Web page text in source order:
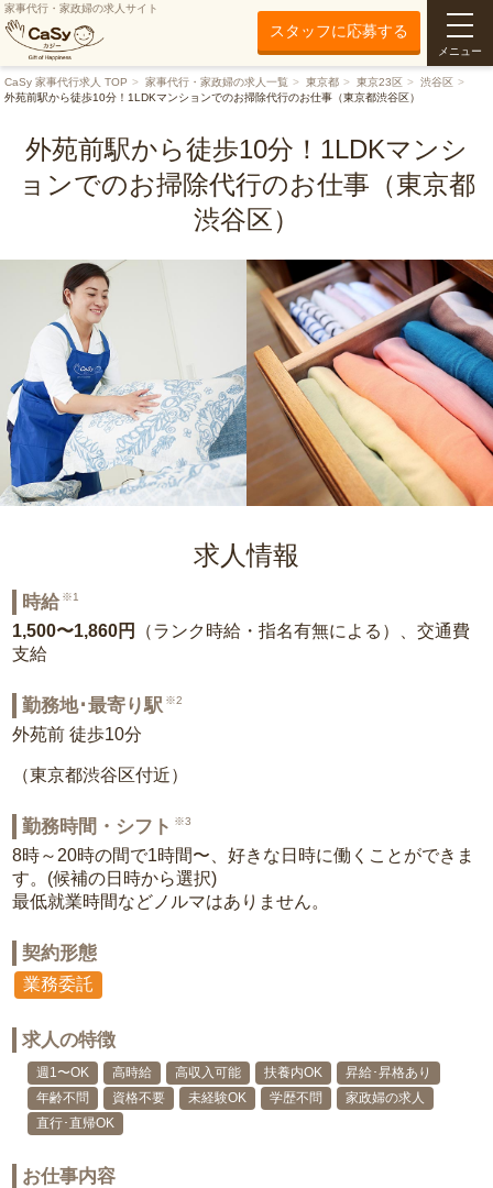
家事代行・家政婦の求人サイト
スタッフに応募する
メニュー
CaSy 家事代行求人 TOP 家事代行・家政婦の求人一覧 東京都 東京23区
渋谷区
外苑前駅から徒歩10分！1LDKマンションでのお掃除代行のお仕事（東京都渋谷区）
外苑前駅から徒歩10分！1LDKマンシ
ョンでのお掃除代行のお仕事（東京都
渋谷区）
求人情報
時給 ※1
1,500〜1,860円
（ランク時給・指名有無による）、交通費
支給
勤務地･最寄り駅 ※2
外苑前 徒歩10分
（東京都渋谷区付近）
勤務時間・シフト ※3
8時～20時の間で1時間〜、好きな日時に働くことができま
す。(候補の日時から選択)
最低就業時間などノルマはありません。
契約形態
業務委託
求人の特徴
週1〜OK 高時給 高収入可能 扶養内OK
昇給･昇格あり
年齢不問
資格不要 未経験OK 学歴不問
家政婦の求人
直行･直帰OK
お仕事内容